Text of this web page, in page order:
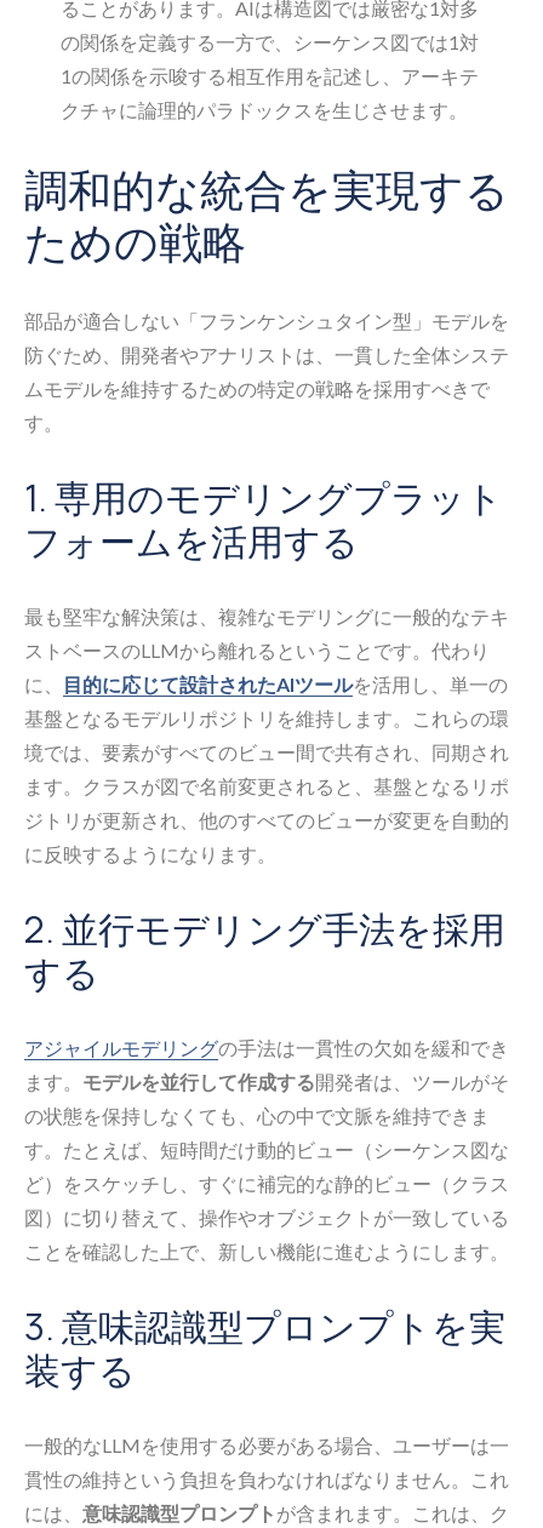
ることがあります。AIは構造図では厳密な1対多
の関係を定義する一方で、シーケンス図では1対
1の関係を示唆する相互作用を記述し、アーキテ
クチャに論理的パラドックスを生じさせます。
調和的な統合を実現する
ための戦略
部品が適合しない「フランケンシュタイン型」モデルを
防ぐため、開発者やアナリストは、一貫した全体システ
ムモデルを維持するための特定の戦略を採用すべきで
す。
1. 専用のモデリングプラット
フォームを活用する
最も堅牢な解決策は、複雑なモデリングに一般的なテキ
ストベースのLLMから離れるということです。代わり
に、
目的に応じて設計されたAIツールを活用し、単一の
基盤となるモデルリポジトリを維持します。これらの環
境では、要素がすべてのビュー間で共有され、同期され
ます。クラスが図で名前変更されると、基盤となるリポ
ジトリが更新され、他のすべてのビューが変更を自動的
に反映するようになります。
2. 並行モデリング手法を採用
する
アジャイルモデリングの手法は一貫性の欠如を緩和でき
ます。 モデルを並行して作成する開発者は、ツールがそ
の状態を保持しなくても、心の中で文脈を維持できま
す。たとえば、短時間だけ動的ビュー（シーケンス図な
ど）をスケッチし、すぐに補完的な静的ビュー（クラス
図）に切り替えて、操作やオブジェクトが一致している
ことを確認した上で、新しい機能に進むようにします。
3. 意味認識型プロンプトを実
装する
一般的なLLMを使用する必要がある場合、ユーザーは一
貫性の維持という負担を負わなければなりません。これ
には、 意味認識型プロンプト が含まれます。これは、ク